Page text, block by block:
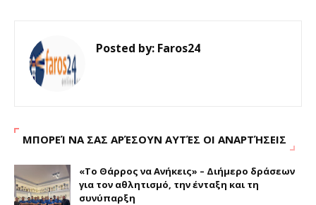
Posted by: Faros24
ΜΠΟΡΕΊ ΝΑ ΣΑΣ ΑΡΈΣΟΥΝ ΑΥΤΈΣ ΟΙ ΑΝΑΡΤΉΣΕΙΣ
«Το Θάρρος να Ανήκεις» – Διήμερο δράσεων
για τον αθλητισμό, την ένταξη και τη
συνύπαρξη